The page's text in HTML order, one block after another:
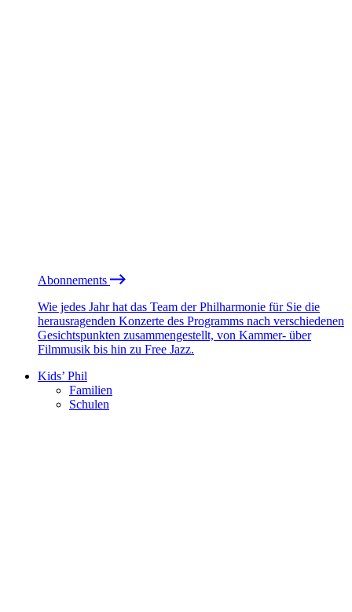
Abonnements
Wie jedes Jahr hat das Team der Philharmonie für Sie die
herausragenden Konzerte des Programms nach verschiedenen
Gesichtspunkten zusammengestellt, von Kammer- über
Filmmusik bis hin zu Free Jazz.
Kids’ Phil
Familien
Schulen